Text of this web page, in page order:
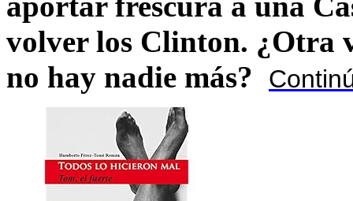
volver los Clinton. ¿Otra
no hay nadie más?